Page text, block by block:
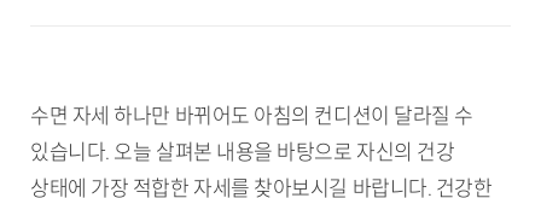
수면 자세 하나만 바뀌어도 아침의 컨디션이 달라질 수
있습니다. 오늘 살펴본 내용을 바탕으로 자신의 건강
상태에 가장 적합한 자세를 찾아보시길 바랍니다. 건강한